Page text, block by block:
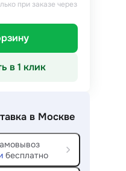
при заказе через
в 1 клик
в Москве
бесплатно